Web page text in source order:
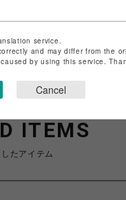
ITEMS
たアイテム
service.
and may differ from the
by using this service.
Cancel